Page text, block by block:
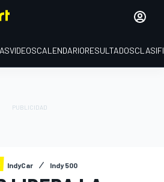
VIDEOSCALENDARIORESULTADOS
IndyCar Indy 500